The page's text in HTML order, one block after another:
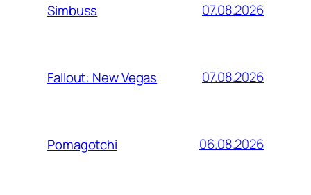
Simbuss 07.08.2026
Fallout: New Vegas 07.08.2026
Pomagotchi 06.08.2026